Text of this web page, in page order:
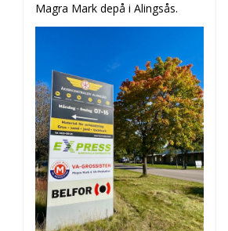
Magra Mark depå i Alingsås.